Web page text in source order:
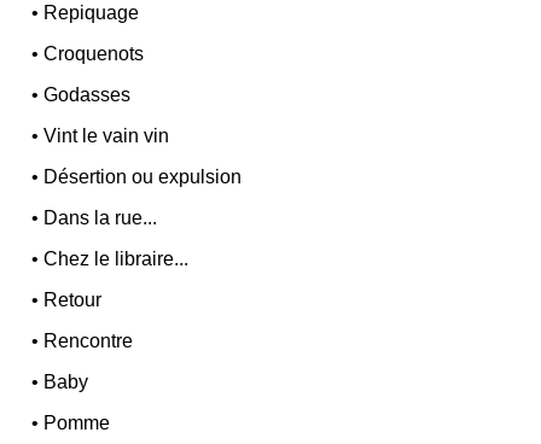
• Repiquage
•Croquenots
•Godasses
•Vint le vain vin
• Désertion ou expulsion
• Dans la rue...
•Chez le libraire...
• Retour
• Rencontre
• Baby
• Pomme